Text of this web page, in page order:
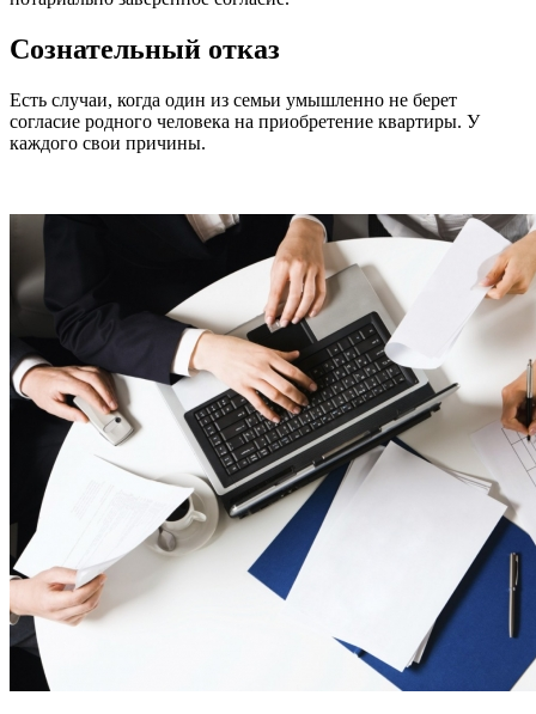
Сознательный отказ
Есть случаи, когда один из семьи умышленно не берет
согласие родного человека на приобретение квартиры. У
каждого свои причины.